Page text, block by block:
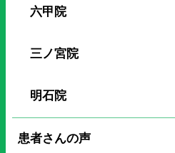
六甲院
三ノ宮院
明石院
患者さんの声